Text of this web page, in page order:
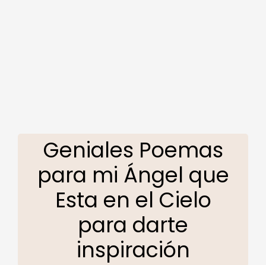
Geniales Poemas
para mi Ángel que
Esta en el Cielo
para darte
inspiración